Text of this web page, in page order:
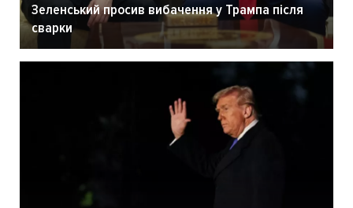
Зеленський просив вибачення у Трампа після
сварки